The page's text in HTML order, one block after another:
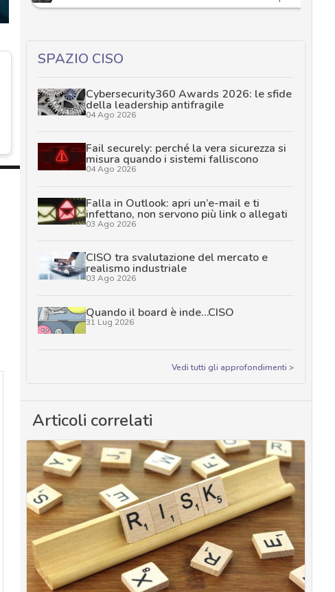
SPAZIO CISO
Cybersecurity360 Awards 2026: le sfide
della leadership antifragile
04 Ago 2026
Fail securely: perché la vera sicurezza si
misura quando i sistemi falliscono
04 Ago 2026
Falla in Outlook: apri un’e-mail e ti
infettano, non servono più link o allegati
03 Ago 2026
CISO tra svalutazione del mercato e
realismo industriale
03 Ago 2026
Quando il board è inde…CISO
31 Lug 2026
Vedi tutti gli approfondimenti >
Articoli correlati